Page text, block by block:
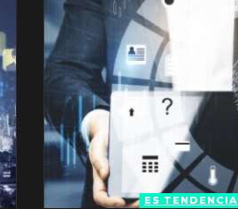
ES TENDENCIA